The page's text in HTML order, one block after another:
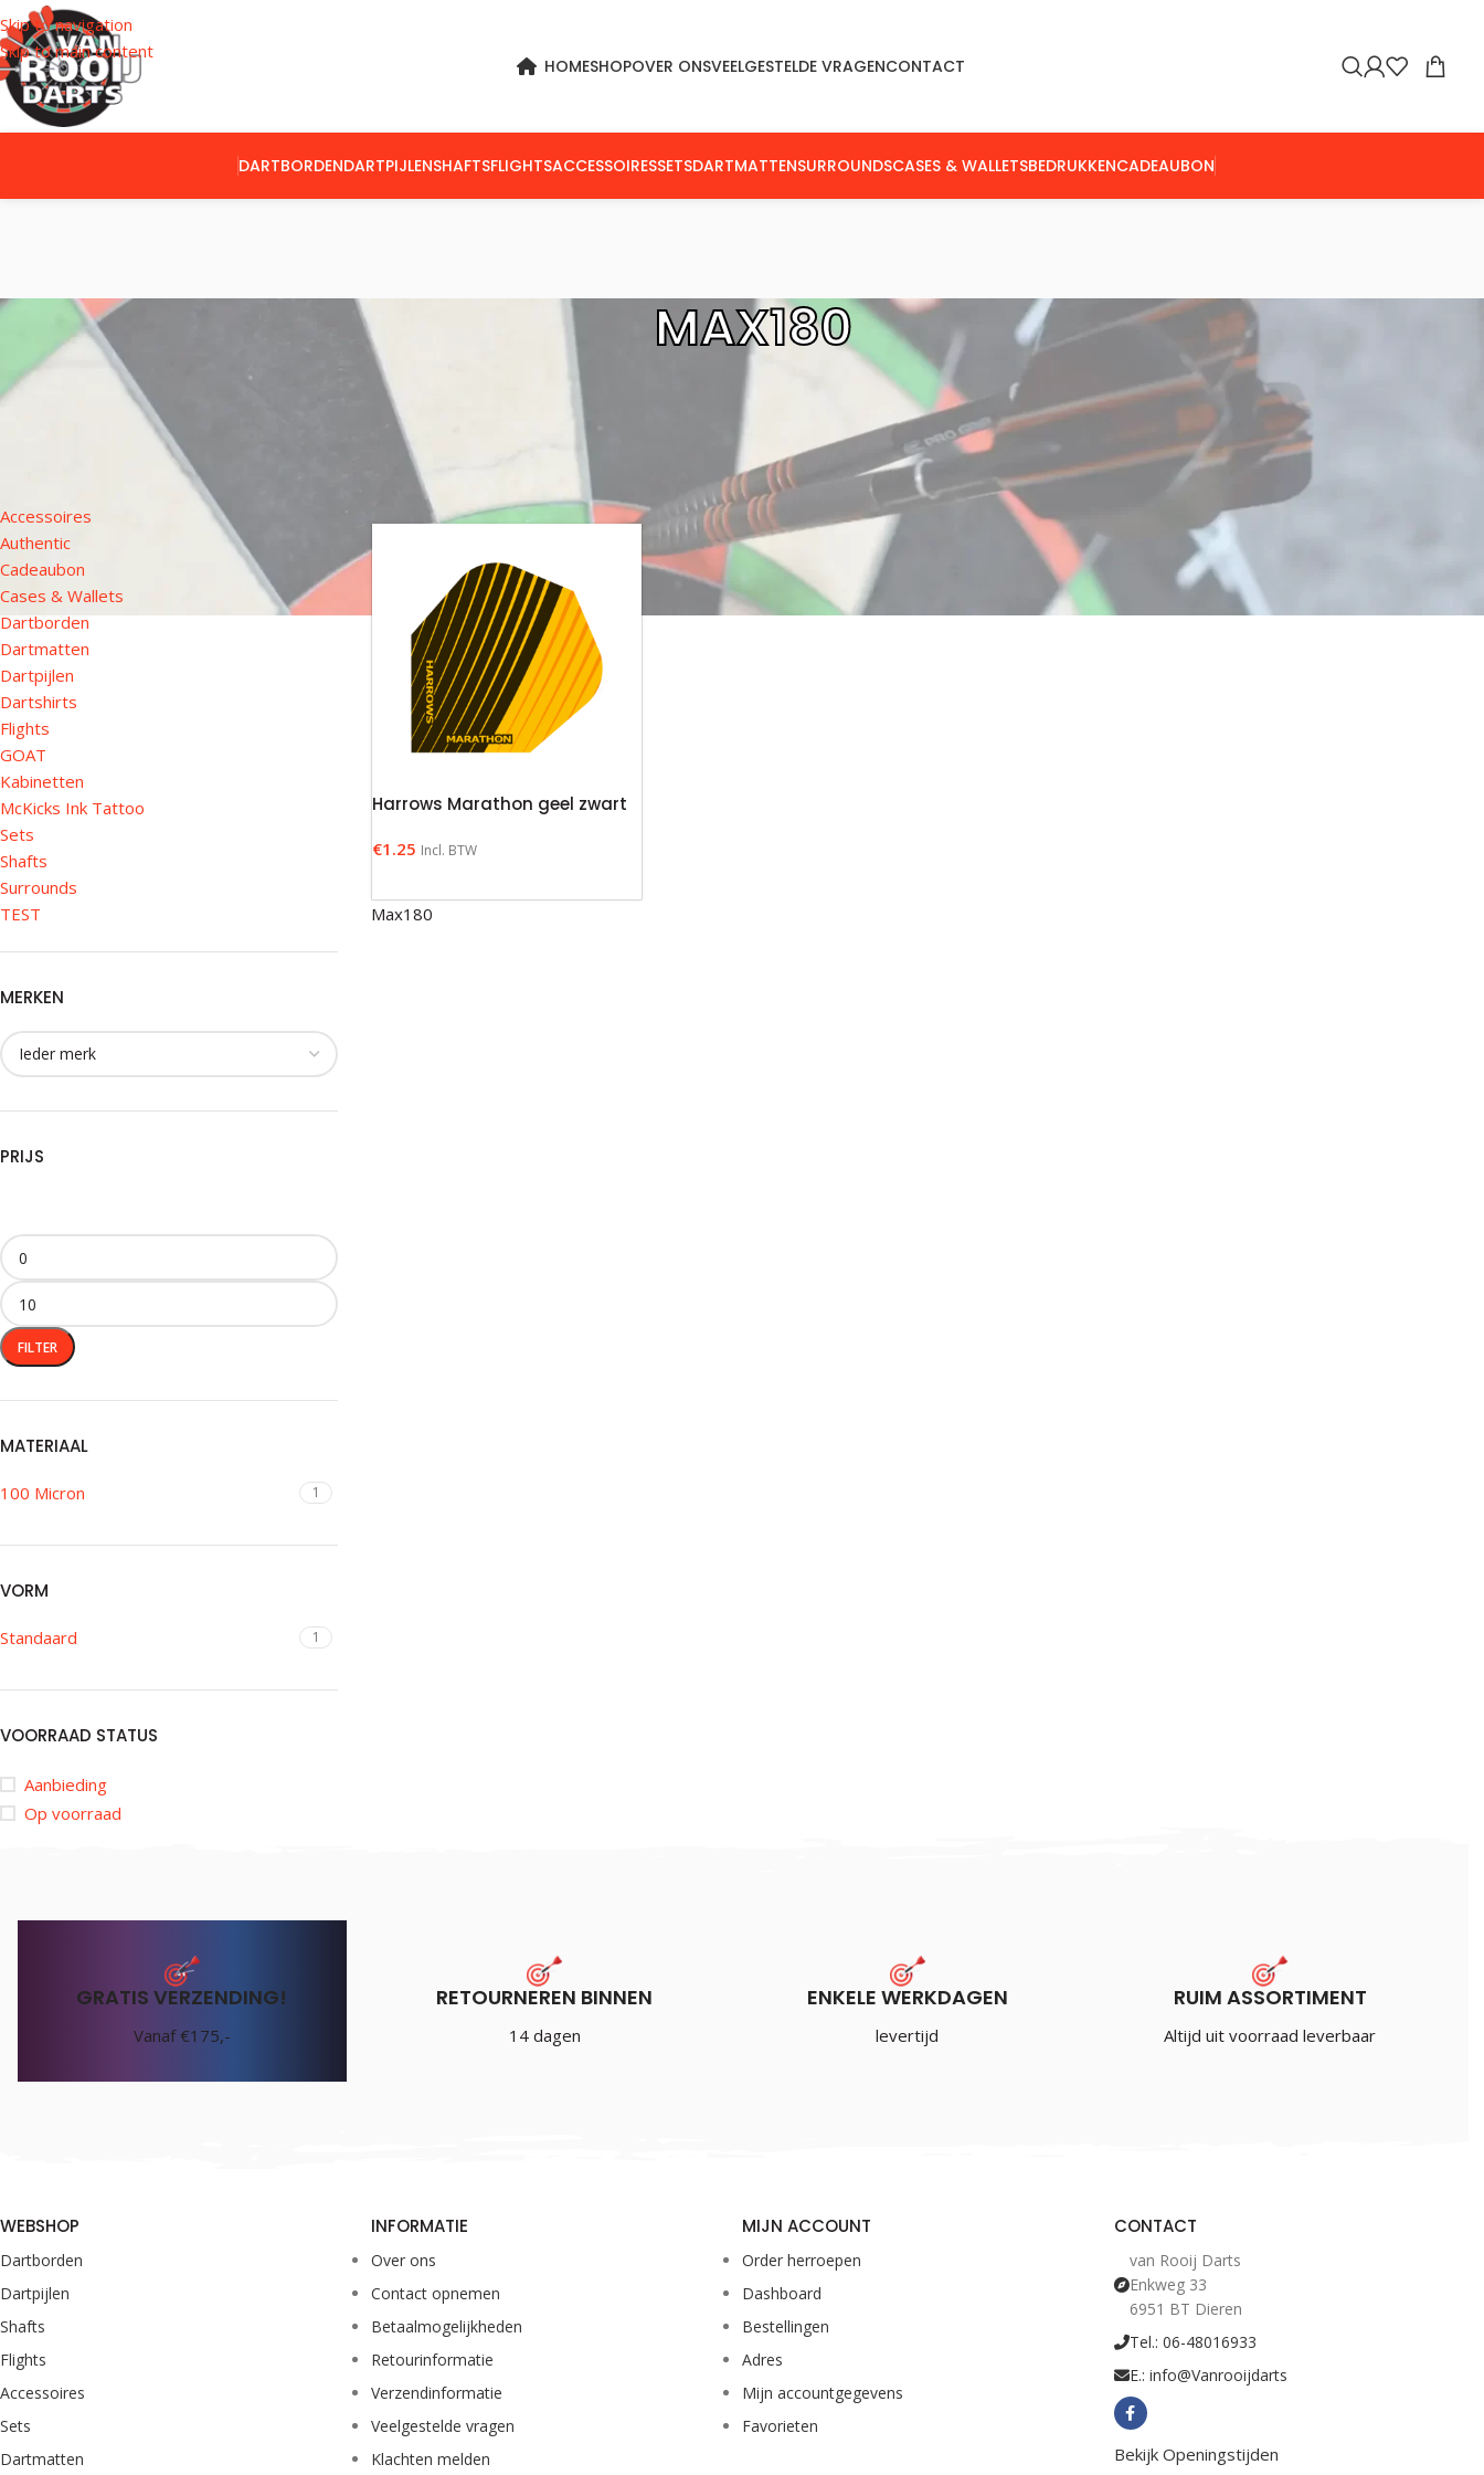
Skip to navigation
Skip to main content
HOMESHOPOVER ONSVEELGESTELDE VRAGENCONTACT
DARTBORDENDARTPIJLENSHAFTSFLIGHTSACCESSOIRESSETSDARTMATTENSURROUNDSCASES & WALLETSBEDRUKKENCADEAUBON
MAX180
Accessoires
Authentic
Cadeaubon
Cases & Wallets
Dartborden
Dartmatten
Dartpijlen
Dartshirts
Flights
GOAT
Kabinetten
McKicks Ink Tattoo
Sets
Shafts
Surrounds
TEST
MERKEN
PRIJS
FILTER
MATERIAAL
100 Micron 1
VORM
Standaard 1
VOORRAAD STATUS
Aanbieding
Op voorraad
Home Producten getagged “Max180” Toon 9 24
Harrows Marathon geel zwart
€1.25 Incl. BTW
Max180
GRATIS VERZENDING!
Vanaf €175,-
RETOURNEREN BINNEN
14 dagen
ENKELE WERKDAGEN
levertijd
RUIM ASSORTIMENT
Altijd uit voorraad leverbaar
WEBSHOP
Dartborden
Dartpijlen
Shafts
Flights
Accessoires
Sets
Dartmatten
INFORMATIE
Over ons
Contact opnemen
Betaalmogelijkheden
Retourinformatie
Verzendinformatie
Veelgestelde vragen
Klachten melden
MIJN ACCOUNT
Order herroepen
Dashboard
Bestellingen
Adres
Mijn accountgegevens
Favorieten
CONTACT
van Rooij Darts
Enkweg 33
6951 BT Dieren
Tel.: 06-48016933
E.: info@Vanrooijdarts
Bekijk Openingstijden